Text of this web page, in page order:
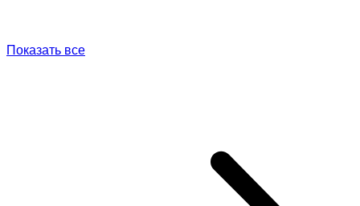
Показать все